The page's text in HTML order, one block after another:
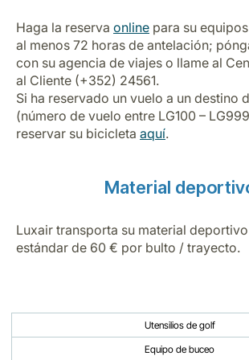
Haga la reserva online para su
al menos 72 horas de antelación;
con su agencia de viajes o llame al
al Cliente (+352) 24561.
Si ha reservado un vuelo a un destino
(número de vuelo entre LG100 –
reservar su bicicleta aquí.
Material
Luxair transporta su material
estándar de 60 € por bulto / trayecto.
Utensilios de golf
Equipo de buceo